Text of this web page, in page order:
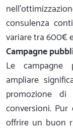
consulenza
variare tra 600€
Campagne
Le campagne
ampliare
promozione
conversioni.
offrire un buon